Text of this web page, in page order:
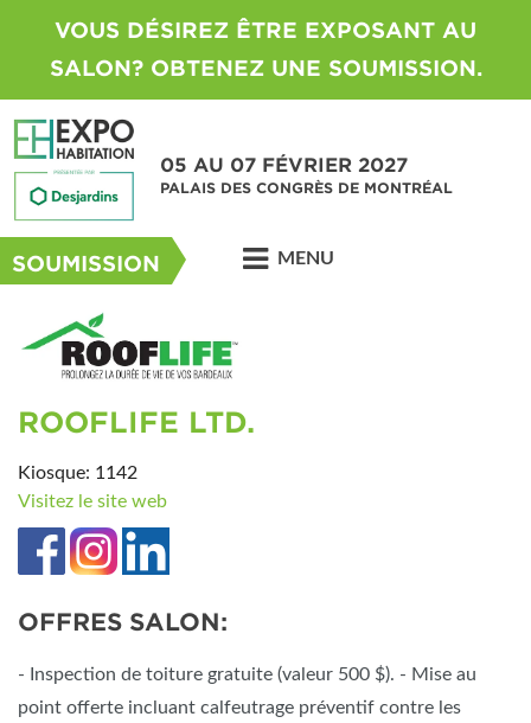
VOUS DÉSIREZ ÊTRE EXPOSANT AU
SALON? OBTENEZ UNE SOUMISSION.
05 AU 07 FÉVRIER 2027
PALAIS DES CONGRÈS DE MONTRÉAL
SOUMISSION MENU
ROOFLIFE LTD.
Kiosque: 1142
Visitez le site web
OFFRES SALON:
- Inspection de toiture gratuite (valeur 500 $). - Mise au
point offerte incluant calfeutrage préventif contre les